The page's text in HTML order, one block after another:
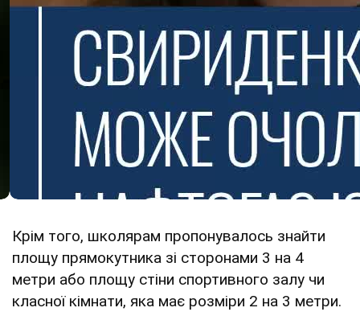
Крім того, школярам пропонувалось знайти
площу прямокутника зі сторонами 3 на 4
метри або площу стіни спортивного залу чи
класної кімнати, яка має розміри 2 на 3 метри.